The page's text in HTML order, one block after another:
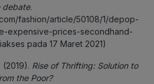
debate.
fashion/article/50108/1/depop-
expensive-prices-secondhand-
pada 17 Maret 2021)
Rise of Thrifting: Solution to
the Poor?